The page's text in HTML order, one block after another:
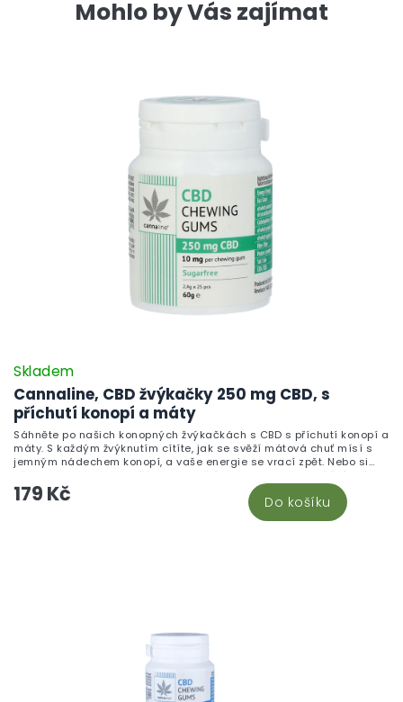
Mohlo by Vás zajímat
Cannaline, CBD žvýkačky 250 mg CBD, s
příchutí konopí a máty
Skladem
179 Kč Do košíku
Sáhněte po našich konopných žvýkačkách s CBD s příchutí konopí a
máty. S každým žvýknutím cítíte, jak se svěží mátová chuť mísí s
jemným nádechem konopí, a vaše energie se vrací zpět. Nebo si
představte, jak jste s přáteli a podělíte se o tyto lahodné žvýkačky.
Nejenže osvěží váš dech, ale díky CBD vás také zklidní a uvolní.